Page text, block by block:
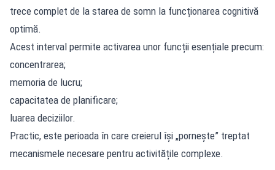
trece complet de la starea de somn la funcționarea cognitivă
optimă.
Acest interval permite activarea unor funcții esențiale precum:
concentrarea;
memoria de lucru;
capacitatea de planificare;
luarea deciziilor.
Practic, este perioada în care creierul își „pornește” treptat
mecanismele necesare pentru activitățile complexe.